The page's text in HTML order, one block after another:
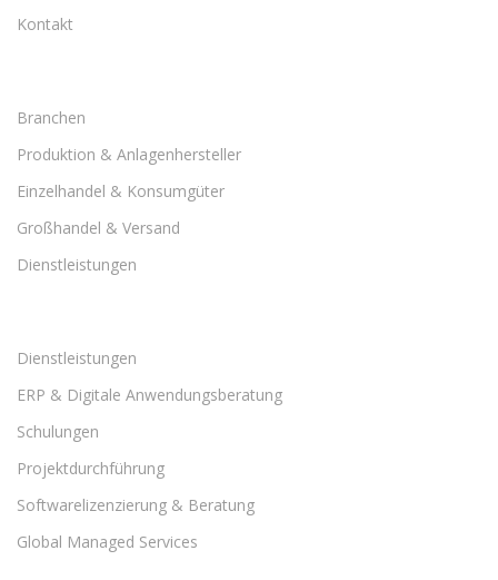
Kontakt
Branchen
Produktion & Anlagenhersteller
Einzelhandel & Konsumgüter
Großhandel & Versand
Dienstleistungen
Dienstleistungen
ERP & Digitale Anwendungsberatung
Schulungen
Projektdurchführung
Softwarelizenzierung & Beratung
Global Managed Services